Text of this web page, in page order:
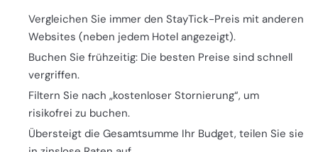
Vergleichen Sie immer den StayTick-Preis mit anderen
Websites (neben jedem Hotel angezeigt).
Buchen Sie frühzeitig: Die besten Preise sind schnell
vergriffen.
Filtern Sie nach „kostenloser Stornierung“, um
risikofrei zu buchen.
Übersteigt die Gesamtsumme Ihr Budget, teilen Sie sie